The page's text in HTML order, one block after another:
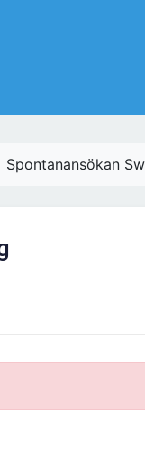
Spontanansökan